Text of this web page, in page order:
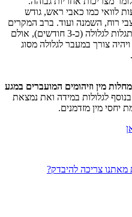
לוואי כמו כאבי ראש, גודש
רוח, השמנה ועוד. ברב המקרים
התופעות תחלופנה לאחר ההסתגלות לגלולה (כ-3 חודשים), אולם
צורך במעבר לגלולה מסוג
מחלות מין וזיהומים המועברים במגע
לגלולות במידה ואת נמצאת
מין מזדמנים.
מאתנו צריכה להיבדק?